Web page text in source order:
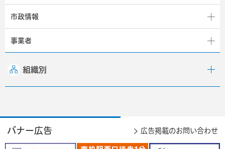
市政情報
事業者
組織別
バナー広告 広告掲載のお問い合わせ